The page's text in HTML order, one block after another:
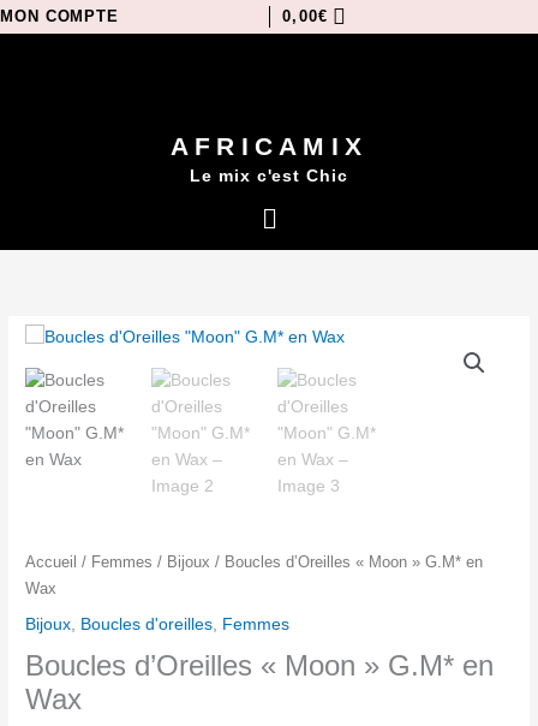
Aller
au
MON COMPTE 0,00€
AFRICAMIX
Le mix c'est Chic
Menu
Accueil / Femmes / Bijoux / Boucles d’Oreilles « Moon » G.M* en
Wax
Bijoux, Boucles d'oreilles, Femmes
Boucles d’Oreilles « Moon » G.M* en
Wax
quantité
Boucles
d'Oreilles
"Moon"
G.M*